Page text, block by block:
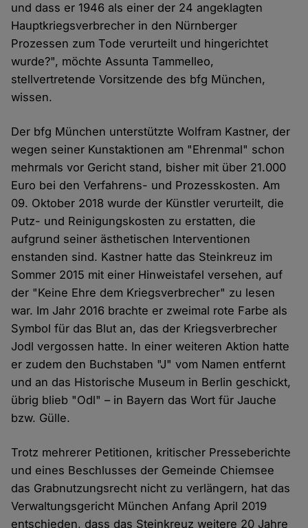
und dass er 1946 als einer der 24 angeklagten
Hauptkriegsverbrecher in den Nürnberger
Prozessen zum Tode verurteilt und hingerichtet
wurde?", möchte Assunta Tammelleo,
stellvertretende Vorsitzende des bfg München,
wissen.
Der bfg München unterstützte Wolfram Kastner, der
wegen seiner Kunstaktionen am "Ehrenmal" schon
mehrmals vor Gericht stand, bisher mit über 21.000
Euro bei den Verfahrens- und Prozesskosten. Am
09. Oktober 2018 wurde der Künstler verurteilt, die
Putz- und Reinigungskosten zu erstatten, die
aufgrund seiner ästhetischen Interventionen
enstanden sind. Kastner hatte das Steinkreuz im
Sommer 2015 mit einer Hinweistafel versehen, auf
der "Keine Ehre dem Kriegsverbrecher" zu lesen
war. Im Jahr 2016 brachte er zweimal rote Farbe als
Symbol für das Blut an, das der Kriegsverbrecher
Jodl vergossen hatte. In einer weiteren Aktion hatte
er zudem den Buchstaben "J" vom Namen entfernt
und an das Historische Museum in Berlin geschickt,
übrig blieb "Odl" – in Bayern das Wort für Jauche
bzw. Gülle.
Trotz mehrerer Petitionen, kritischer Presseberichte
und eines Beschlusses der Gemeinde Chiemsee
das Grabnutzungsrecht nicht zu verlängern, hat das
Verwaltungsgericht München Anfang April 2019
entschieden, dass das Steinkreuz weitere 20 Jahre